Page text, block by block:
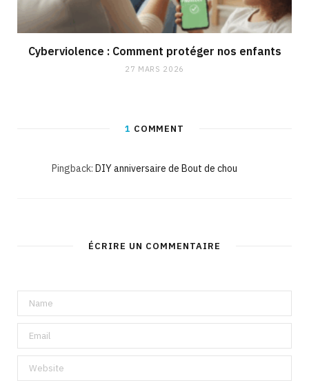
Cyberviolence : Comment protéger nos enfants
27 MARS 2026
1 COMMENT
Pingback: DIY anniversaire de Bout de chou
ÉCRIRE UN COMMENTAIRE